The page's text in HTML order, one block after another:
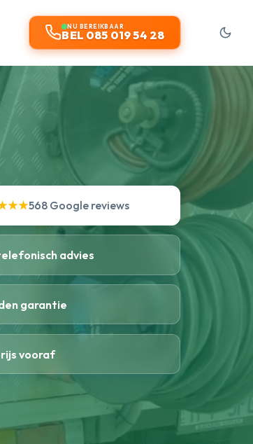
NU BEREIKBAAR
BEL 085 019 54 28
568 Google reviews
advies
garantie
vooraf